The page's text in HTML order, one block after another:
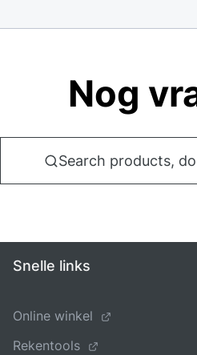
Nog
Search products,
Snelle links
Online winkel
Rekentools